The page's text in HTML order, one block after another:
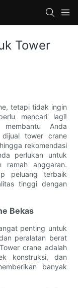
Tower
tetapi tidak ingin
mencari lagi!
Anda
dijual tower crane
rekomendasi
perlukan untuk
ramah anggaran.
peluang terbaik
tinggi dengan
Bekas
penting untuk
peralatan berat
crane adalah
konstruksi, dan
banyak